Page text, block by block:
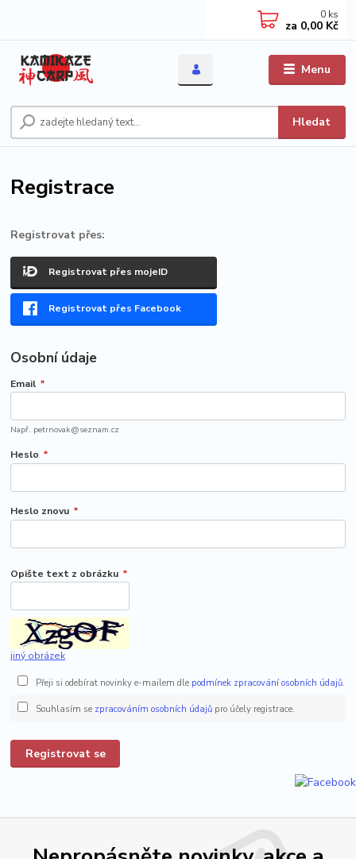
Menu
Hledat
0 ks
za 0,00 Kč
Registrace
Registrovat přes:
Registrovat přes mojeID
Registrovat přes Facebook
Osobní údaje
Email *
Např. petrnovak@seznam.cz
Heslo *
Heslo znovu *
Opište text z obrázku *
jiný obrázek
Přeji si odebírat novinky e-mailem dle podmínek zpracování osobních údajů.
Souhlasím se zpracováním osobních údajůpro účely registrace.
Registrovat se